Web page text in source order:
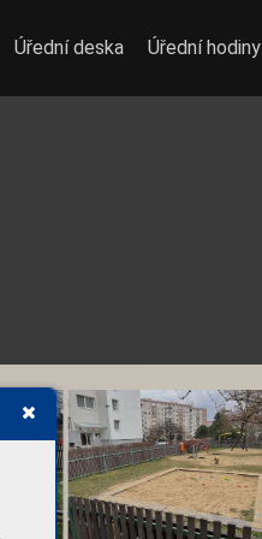
Úřední deska Úřední hodiny